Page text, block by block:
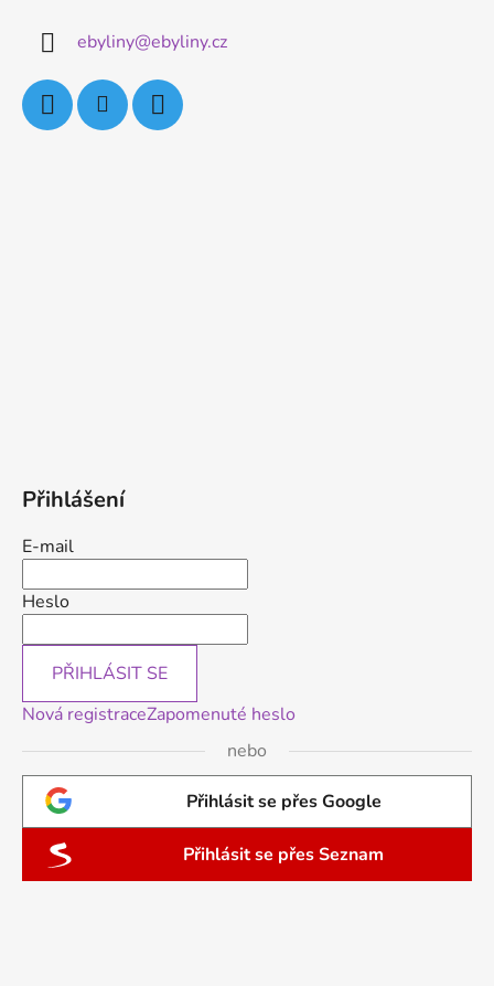
ebyliny@ebyliny.cz
Přihlášení
E-mail
Heslo
PŘIHLÁSIT SE
Nová registraceZapomenuté heslo
nebo
Přihlásit se přes Google
Přihlásit se přes Seznam